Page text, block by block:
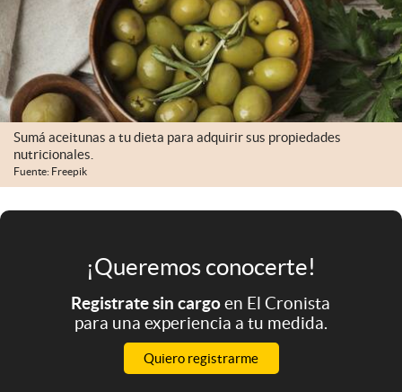
Mundial 2026
Eventos Corporativos
El Cronista Studio
Mediakit
abre en nueva pestaña
Argentina
Sumá aceitunas a tu dieta para adquirir sus propiedades
nutricionales.
Fuente: Freepik
¡Queremos conocerte!
Registrate sin cargoen El Cronista
para una experiencia a tu medida.
Quiero registrarme